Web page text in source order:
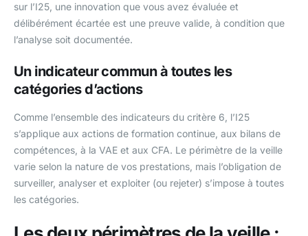
sur l’I25, une innovation que vous avez évaluée et
délibérément écartée est une preuve valide, à condition que
l’analyse soit documentée.
Un indicateur commun à toutes les
catégories d’actions
Comme l’ensemble des indicateurs du critère 6, l’I25
s’applique aux actions de formation continue, aux bilans de
compétences, à la VAE et aux CFA. Le périmètre de la veille
varie selon la nature de vos prestations, mais l’obligation de
surveiller, analyser et exploiter (ou rejeter) s’impose à toutes
les catégories.